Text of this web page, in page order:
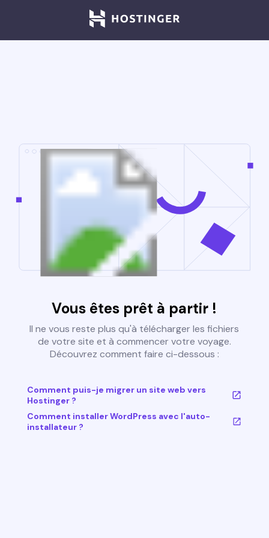
Vous êtes prêt à partir !
Il ne vous reste plus qu'à télécharger les fichiers
de votre site et à commencer votre voyage.
Découvrez comment faire ci-dessous :
Comment puis-je migrer un site web vers
Hostinger ?
Comment installer WordPress avec l'auto-
installateur ?